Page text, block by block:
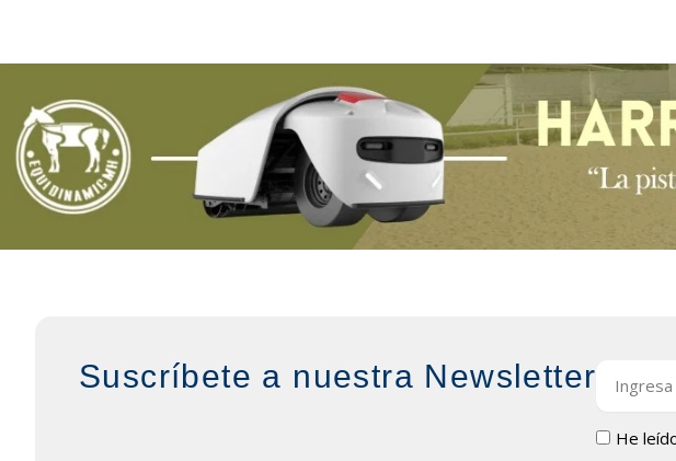
Suscríbete a nuestra Newsletter
LOPD
He